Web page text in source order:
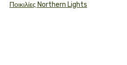
Ποικιλίες Northern Lights